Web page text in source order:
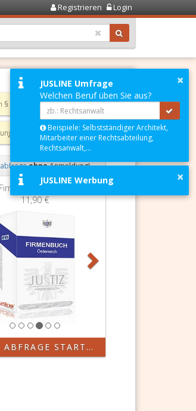
Registrieren Login
WERT IST ALLE
§ 1 TKG 2003
ohneAnmeldung!
Firmenbuchauszug
11,90 €
Weiter
JETZT ABFRAGE STARTEN
×
JUSLINE Umfrage
Welchen Beruf üben Sie aus?
Beispiele: Selbstständiger Architekt,
Mitarbeiter einer Rechtsabteilung,
Rechtsanwalt,...
×
JUSLINE Werbung